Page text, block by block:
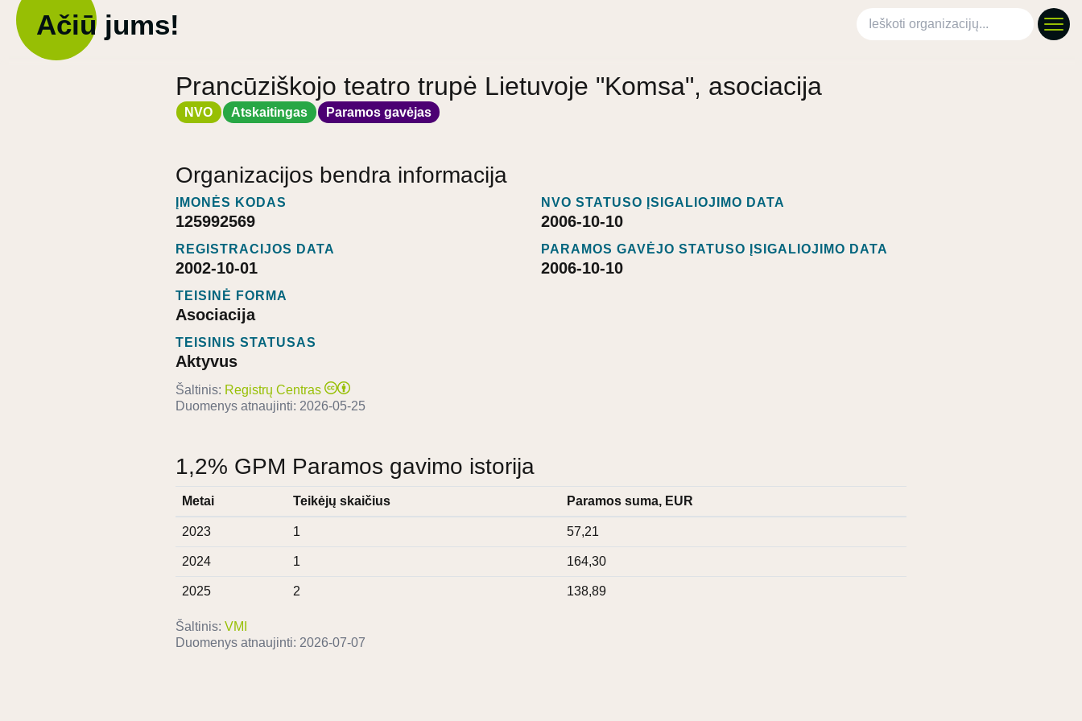
Ačiū jums! Ieškoti organizacijų
Prancūziškojo teatro trupė Lietuvoje "Komsa", asociacija
NVO Atskaitingas Paramos gavėjas
Organizacijos bendra informacija
ĮMONĖS KODAS
125992569
REGISTRACIJOS DATA
2002-10-01
TEISINĖ FORMA
Asociacija
TEISINIS STATUSAS
Aktyvus
NVO STATUSO ĮSIGALIOJIMO DATA
2006-10-10
PARAMOS GAVĖJO STATUSO ĮSIGALIOJIMO DATA
2006-10-10
Šaltinis: Registrų Centras
Duomenys atnaujinti: 2026-05-25
1,2% GPM Paramos gavimo istorija
Metai Teikėjų skaičius Paramos suma, EUR
2023 1 57,21
2024 1 164,30
2025 2 138,89
Šaltinis: VMI
Duomenys atnaujinti: 2026-07-07